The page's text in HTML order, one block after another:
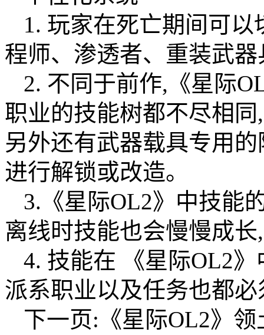
1. 玩家在死亡期间可
程师、渗透者、重装武
2. 不同于前作,《星际
职业的技能树都不尽相
另外还有武器载具专用
进行解锁或改造。
3.《星际OL2》中技能
离线时技能也会慢慢成
4. 技能在 《星际OL2
派系职业以及任务也都
下一页:《星际OL2》